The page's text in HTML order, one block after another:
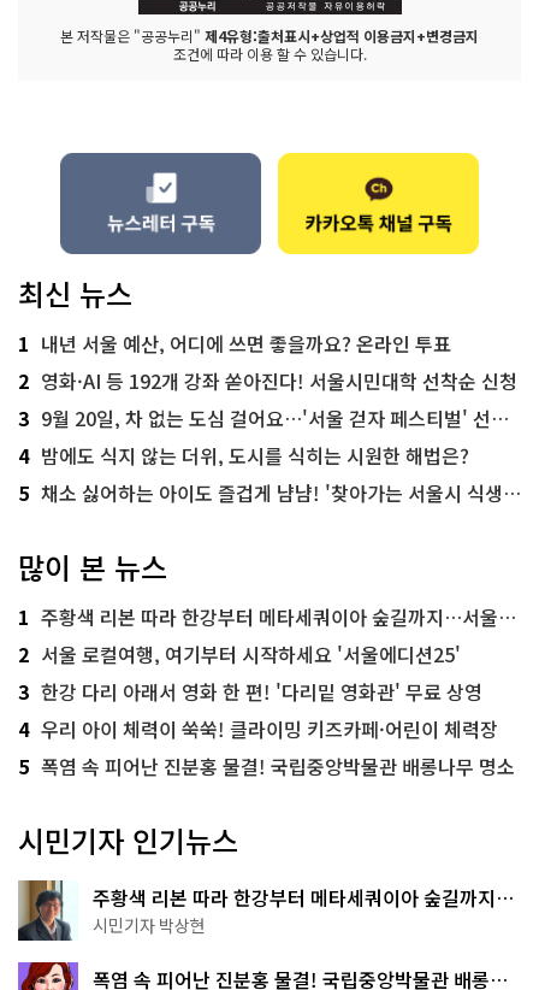
본 저작물은 "공공누리" 제4유형:출처표시+상업적 이용금지+변경금지
조건에 따라 이용 할 수 있습니다.
최신 뉴스
1 내년 서울 예산, 어디에 쓰면 좋을까요? 온라인 투표
2 영화·AI 등 192개 강좌 쏟아진다! 서울시민대학 선착순 신청
3 9월 20일, 차 없는 도심 걸어요…'서울 걷자 페스티벌' 선착순 5천명
4 밤에도 식지 않는 더위, 도시를 식히는 시원한 해법은?
5 채소 싫어하는 아이도 즐겁게 냠냠! '찾아가는 서울시 식생활 교육' 현장
많이 본 뉴스
1 주황색 리본 따라 한강부터 메타세쿼이아 숲길까지…서울둘레길 15코스
2 서울 로컬여행, 여기부터 시작하세요 '서울에디션25'
3 한강 다리 아래서 영화 한 편! '다리밑 영화관' 무료 상영
4 우리 아이 체력이 쑥쑥! 클라이밍 키즈카페·어린이 체력장
5 폭염 속 피어난 진분홍 물결! 국립중앙박물관 배롱나무 명소
시민기자 인기뉴스
주황색 리본 따라 한강부터 메타세쿼이아 숲길까지…
서울둘레길 15코스
시민기자 박상현
폭염 속 피어난 진분홍 물결! 국립중앙박물관 배롱나